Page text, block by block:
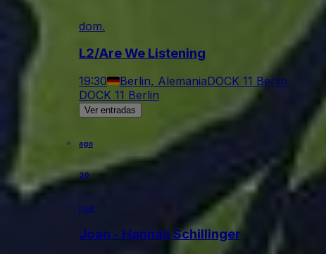
dom.
L2/Are We Listening
19:30 Berlin, AlemaniaDOCK 11 Berlin
DOCK 11 Berlin
Ver entradas
ago
20
jue.
Joan - Hannah Schillinger